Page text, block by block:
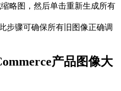
略图，然后单击重新生成所有
步骤可确保所有旧图像正确调
产品图像大